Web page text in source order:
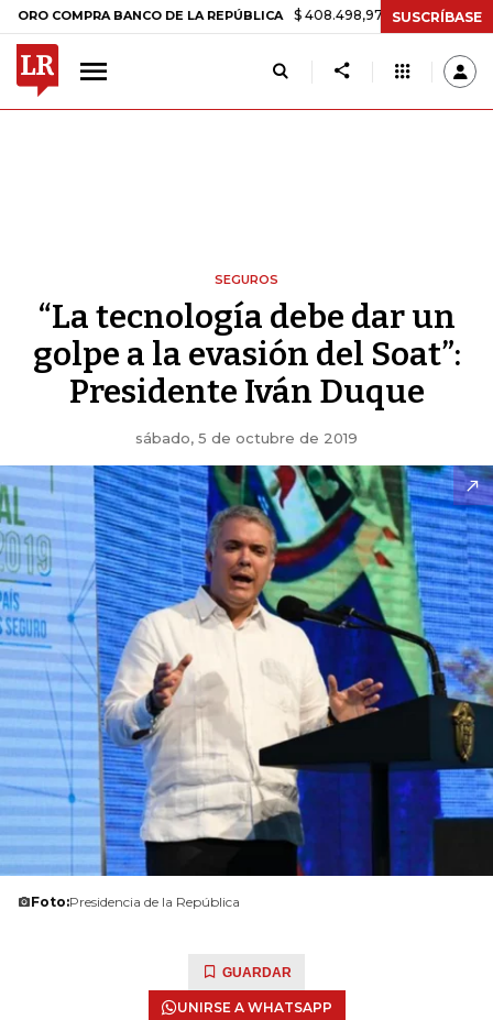
BANCO DE LA REPÚBLICA $ 408.498,97 +$ 8.753,81 +2,19%
SUSCRÍBASE
SEGUROS
“La tecnología debe dar un
golpe a la evasión del Soat”:
Presidente Iván Duque
sábado, 5 de octubre de 2019
Foto:Presidencia de la República
GUARDAR
UNIRSE A WHATSAPP